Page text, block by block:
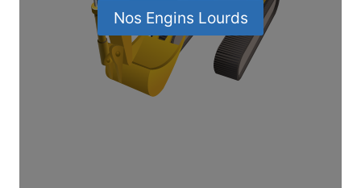
Nos Engins Lourds